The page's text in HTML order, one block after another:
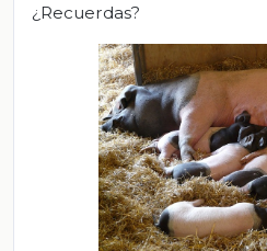
¿Recuerdas?